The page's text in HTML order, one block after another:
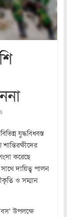
যুদ্ধবিধ্বস্ত
করেছে
দায়িত্ব পালন
ও সম্মান
উপলক্ষে